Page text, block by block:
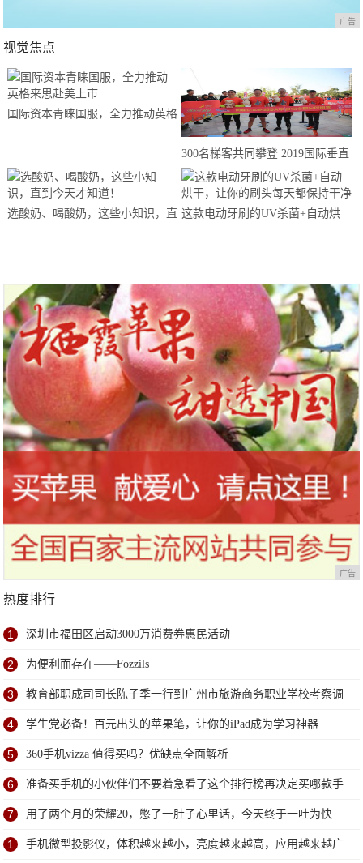
广告
视觉焦点
国际资本青睐国服，全力推动英格
300名梯客共同攀登 2019国际垂直
马拉松超级精英赛顺德海骏达中心
站欢乐开跑
选酸奶、喝酸奶，这些小知识，直 这款电动牙刷的UV杀菌+自动烘
广告
热度排行
1 深圳市福田区启动3000万消费券惠民活动
2 为便利而存在——Fozzils
3 教育部职成司司长陈子季一行到广州市旅游商务职业学校考察调
研
4 学生党必备！百元出头的苹果笔，让你的iPad成为学习神器
5 360手机vizza 值得买吗？优缺点全面解析
6 准备买手机的小伙伴们不要着急看了这个排行榜再决定买哪款手
机吧
7 用了两个月的荣耀20，憋了一肚子心里话，今天终于一吐为快
1 手机微型投影仪，体积越来越小，亮度越来越高，应用越来越广